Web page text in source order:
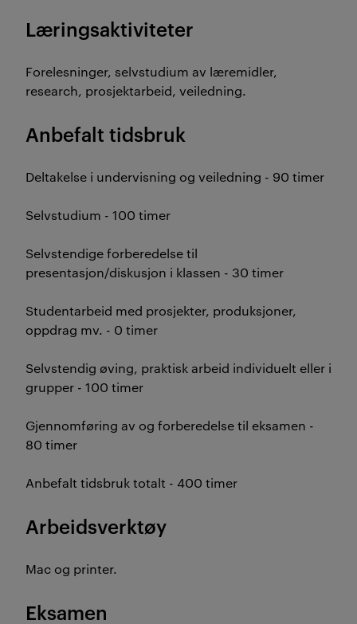
Læringsaktiviteter
Forelesninger, selvstudium av læremidler,
research, prosjektarbeid, veiledning.
Anbefalt tidsbruk
Deltakelse i undervisning og veiledning - 90 timer
Selvstudium - 100 timer
Selvstendige forberedelse til
presentasjon/diskusjon i klassen - 30 timer
Studentarbeid med prosjekter, produksjoner,
oppdrag mv. - 0 timer
Selvstendig øving, praktisk arbeid individuelt eller i
grupper - 100 timer
Gjennomføring av og forberedelse til eksamen -
80 timer
Anbefalt tidsbruk totalt - 400 timer
Arbeidsverktøy
Mac og printer.
Eksamen